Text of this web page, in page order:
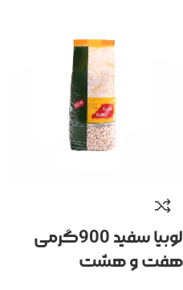
لوبیا سفید 900گرمی
هفت و هشت